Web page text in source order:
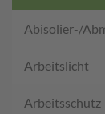
Abisolier-/
Arbeitslicht
Arbeitsschutz